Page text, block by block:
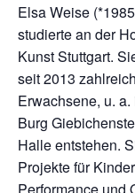
Elsa Weise
studierte an der
Kunst Stuttgart.
seit 2013
Erwachsene, u.
Burg
Halle entstehen.
Projekte für
Performance und